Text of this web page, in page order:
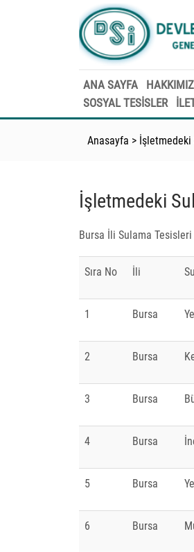
ANA SAYFA
SOSYAL TESİSLER
Anasayfa > İşletmedeki
İşletmedeki
Bursa İli Sulama Tesisleri
Sıra No İli
1 Bursa
2 Bursa
3 Bursa
4 Bursa
5 Bursa
6 Bursa